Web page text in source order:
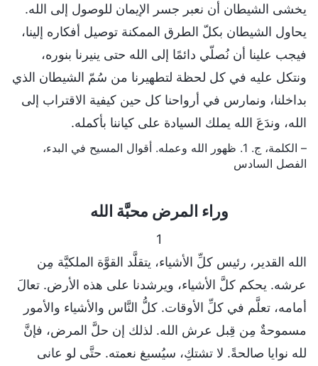
يخشى الشيطان أن نعبر جسر الإيمان للوصول إلى الله.
يحاول الشيطان بكلّ الطرق الممكنة توصيل أفكاره إلينا،
فيجب علينا أن نُصلّي دائمًا إلى الله حتى ينيرنا بنوره،
ونتكل عليه في كل لحظة لتطهيرنا من سُمّ الشيطان الذي
بداخلنا، ونمارس في أرواحنا كل حين كيفية الاقتراب إلى
الله، وندَعَ الله يملك السيادة على كياننا بأكمله.
– الكلمة، ج. 1. ظهور الله وعمله. أقوال المسيح في البدء،
الفصل السادس
وراء المرض محبَّة الله
1
الله القدير، رئيس كلِّ الأشياء، يتقلَّد القوَّة الملكيَّة مِن
عرشه. يحكم كلَّ الأشياء، ويرشدنا على هذه الأرض. تعالَ
أمامه، تعلَّم في كلِّ الأوقات. كلُّ النَّاس والأشياء والأمور
مسموحةٌ مِن قِبل عرش الله. لذلك إن حلَّ المرض، فإنَّ
لله نوايا صالحةً. لا تشتكِ، سيُسبغ نعمته. حتَّى لو عانى